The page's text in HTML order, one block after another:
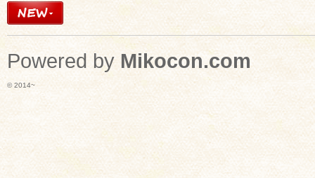
Powered by Mikocon.com
© 2014~